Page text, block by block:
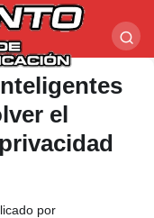
el
por
Solos buscan
de las